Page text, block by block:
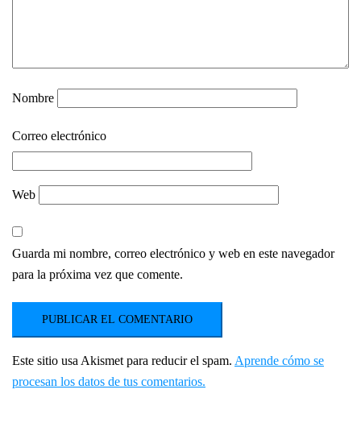
Nombre
Correo electrónico
Web
Guarda mi nombre, correo electrónico y web en este navegador
para la próxima vez que comente.
Este sitio usa Akismet para reducir el spam. Aprende cómo se
procesan los datos de tus comentarios.